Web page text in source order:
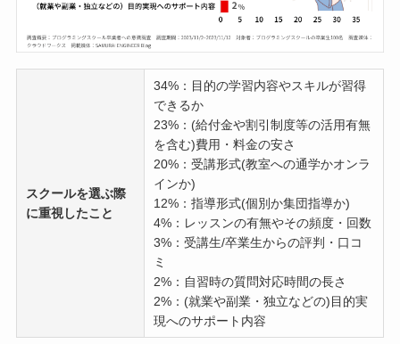
スクールを選ぶ際
に重視したこと
34%：目的の学習内容やスキルが習得
できるか
23%：(給付金や割引制度等の活用有無
を含む)費用・料金の安さ
20%：受講形式(教室への通学かオンラ
インか)
12%：指導形式(個別か集団指導か)
4%：レッスンの有無やその頻度・回数
3%：受講生/卒業生からの評判・口コ
ミ
2%：自習時の質問対応時間の長さ
2%：(就業や副業・独立などの)目的実
現へのサポート内容